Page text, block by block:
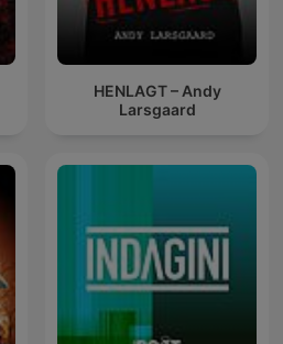
HENLAGT – Andy
Larsgaard